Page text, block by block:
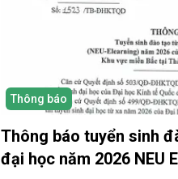
Thông báo
Thông báo tuyển sinh
đại học năm 2026 NEU